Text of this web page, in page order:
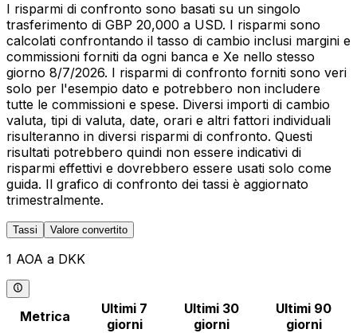
I risparmi di confronto sono basati su un singolo
trasferimento di GBP 20,000 a USD. I risparmi sono
calcolati confrontando il tasso di cambio inclusi margini e
commissioni forniti da ogni banca e Xe nello stesso
giorno 8/7/2026. I risparmi di confronto forniti sono veri
solo per l'esempio dato e potrebbero non includere
tutte le commissioni e spese. Diversi importi di cambio
valuta, tipi di valuta, date, orari e altri fattori individuali
risulteranno in diversi risparmi di confronto. Questi
risultati potrebbero quindi non essere indicativi di
risparmi effettivi e dovrebbero essere usati solo come
guida. Il grafico di confronto dei tassi è aggiornato
trimestralmente.
Tassi Valore convertito
1 AOA a DKK
Metrica
Ultimi 7
giorni
Ultimi 30
giorni
Ultimi 90
giorni